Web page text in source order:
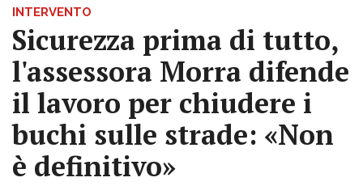
INTERVENTO
Sicurezza prima di tutto,
l'assessora Morra difende
il lavoro per chiudere i
buchi sulle strade: «Non
è definitivo»